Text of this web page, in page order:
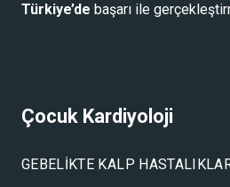
Türkiye’de başarı ile
Çocuk Kardiyoloji
GEBELIKTE KALP